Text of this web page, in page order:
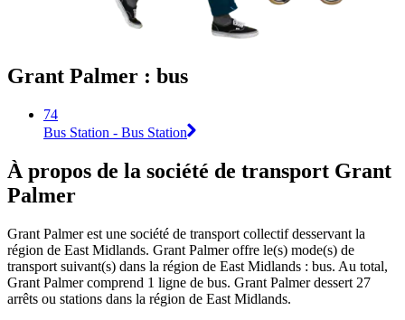
Grant Palmer : bus
74
Bus Station - Bus Station
À propos de la société de transport Grant
Palmer
Grant Palmer est une société de transport collectif desservant la
région de East Midlands. Grant Palmer offre le(s) mode(s) de
transport suivant(s) dans la région de East Midlands : bus. Au total,
Grant Palmer comprend 1 ligne de bus. Grant Palmer dessert 27
arrêts ou stations dans la région de East Midlands.